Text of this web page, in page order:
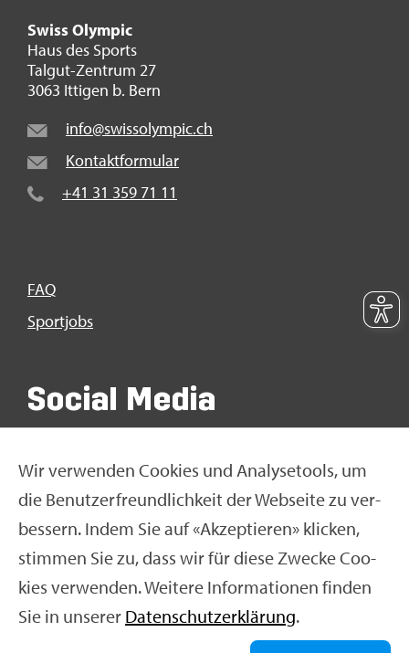
Wir ver­wen­den Coo­kies und Ana­ly­se­tools, um
die Be­nut­zer­freund­lich­keit der Web­sei­te zu ver­
bes­sern. Indem Sie auf «Ak­zep­tie­ren» kli­cken,
stim­men Sie zu, dass wir für diese Zwe­cke Coo­
kies ver­wen­den. Wei­te­re In­for­ma­tio­nen fin­den
Sie in un­se­rer Da­ten­schut­z­er­klä­rung.
Swiss Olym­pic
Haus des Sports
Tal­gut-Zen­trum 27
3063 It­ti­gen b. Bern
info@​swi​ssol​ympi​c.​ch
Kon­takt­for­mu­lar
+41 31 359 71 11
FAQ
Sport­jobs
So­ci­al Media
Im­pres­sum|Da­ten­schut­z­er­